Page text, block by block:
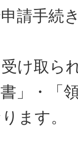
請手続
け取ら
」・「
ます。